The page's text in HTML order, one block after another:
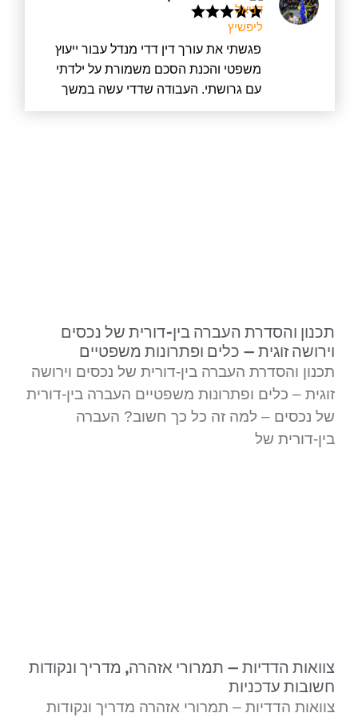
פגשתי את עורך דין דדי מנדל עבור ייעוץ
משפטי והכנת הסכם משמורת על ילדתי
עם גרושתי. העבודה שדדי עשה במשך
מעל חצי שנה הייתה מעוררת כבוד. לא רק
תכנון והסדרת העברה בין-דורית של נכסים
וירושה זוגית – כלים ופתרונות משפטיים
תכנון והסדרת העברה בין-דורית של נכסים וירושה
זוגית – כלים ופתרונות משפטיים העברה בין-דורית
של נכסים – למה זה כל כך חשוב? העברה
בין-דורית של
צוואות הדדיות – תמרורי אזהרה, מדריך ונקודות
חשובות עדכניות
צוואות הדדיות – תמרורי אזהרה מדריך ונקודות